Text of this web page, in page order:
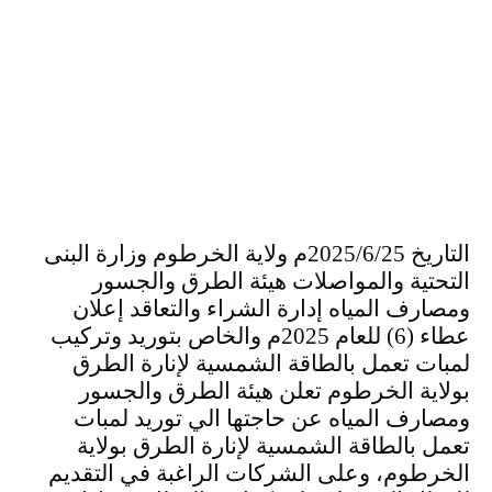
التاريخ 2025/6/25م ولاية الخرطوم وزارة البنى
التحتية والمواصلات هيئة الطرق والجسور
ومصارف المياه إدارة الشراء والتعاقد إعلان
عطاء (6) للعام 2025م والخاص بتوريد وتركيب
لمبات تعمل بالطاقة الشمسية لإنارة الطرق
بولاية الخرطوم تعلن هيئة الطرق والجسور
ومصارف المياه عن حاجتها الي توريد لمبات
تعمل بالطاقة الشمسية لإنارة الطرق بولاية
الخرطوم، وعلى الشركات الراغبة في التقديم